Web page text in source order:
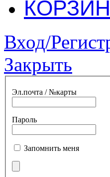
Вход/
Закрыть
Эл.почта / №карты
Пароль
Запомнить меня